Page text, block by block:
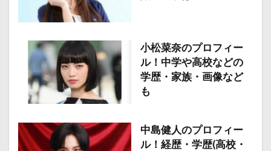
小松菜奈のプロフィー
ル！中学や高校などの
学歴・家族・画像など
も
中島健人のプロフィー
ル！経歴・学歴(高校・